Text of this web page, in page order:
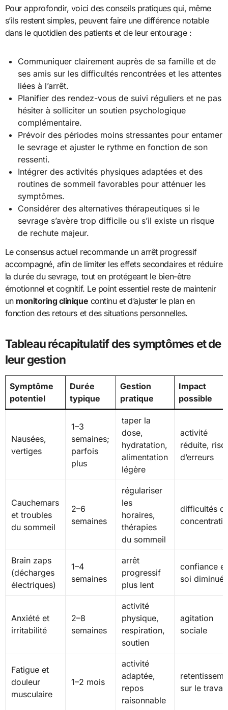
Pour approfondir, voici des conseils pratiques qui, même
s’ils restent simples, peuvent faire une différence notable
dans le quotidien des patients et de leur entourage :
Communiquer clairement auprès de sa famille et de
ses amis sur les difficultés rencontrées et les attentes
liées à l’arrêt.
Planifier des rendez-vous de suivi réguliers et ne pas
hésiter à solliciter un soutien psychologique
complémentaire.
Prévoir des périodes moins stressantes pour entamer
le sevrage et ajuster le rythme en fonction de son
ressenti.
Intégrer des activités physiques adaptées et des
routines de sommeil favorables pour atténuer les
symptômes.
Considérer des alternatives thérapeutiques si le
sevrage s’avère trop difficile ou s’il existe un risque
de rechute majeur.
Le consensus actuel recommande un arrêt progressif
accompagné, afin de limiter les effets secondaires et réduire
la durée du sevrage, tout en protégeant le bien-être
émotionnel et cognitif. Le point essentiel reste de maintenir
un monitoring clinique continu et d’ajuster le plan en
fonction des retours et des situations personnelles.
Tableau récapitulatif des symptômes et de
leur gestion
Symptôme
potentiel
Durée
typique
Gestion
pratique
Impact
possible
Nausées,
vertiges
1–3
semaines;
parfois
plus
taper la
dose,
hydratation,
alimentation
légère
activité
réduite,
d’erreurs
Cauchemars
et troubles
du sommeil
2–6
semaines
régulariser
les
horaires,
thérapies
du sommeil
difficultés
Brain zaps
(décharges
électriques)
1–4
semaines
arrêt
progressif
plus lent
confiance
soi diminuée
Anxiété et
irritabilité
2–8
semaines
activité
physique,
respiration,
soutien
agitation
sociale
Fatigue et
douleur
musculaire
1–2 mois
activité
adaptée,
repos
raisonnable
sur le travail